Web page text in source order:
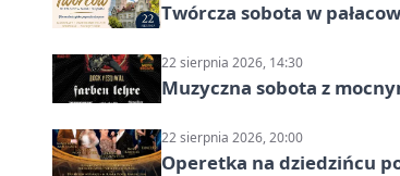
Twórcza sobota w
22 sierpnia 2026, 14:30
Muzyczna sobota z
22 sierpnia 2026, 20:00
Operetka na dziedzińcu